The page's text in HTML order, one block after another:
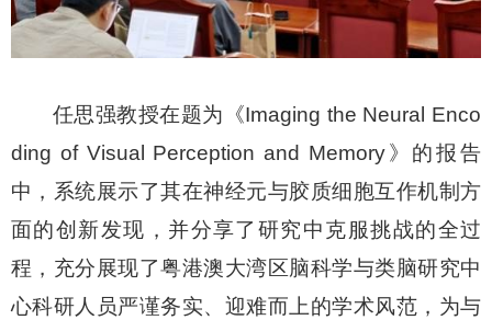
任思强教授在题为《Imaging the Neural Enco
ding of Visual Perception and Memory》的报告
中，系统展示了其在神经元与胶质细胞互作机制方
面的创新发现，并分享了研究中克服挑战的全过
程，充分展现了粤港澳大湾区脑科学与类脑研究中
心科研人员严谨务实、迎难而上的学术风范，为与